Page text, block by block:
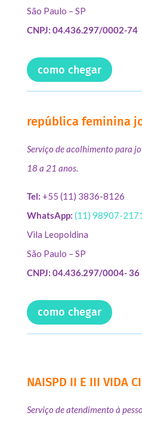
São Paulo – SP
CNPJ: 04.436.297/0002-74
como chegar
república feminina
Serviço de acolhimento para
18 a 21 anos.
Tel: +55 (11) 3836-8126
WhatsApp: (11) 98907-
Vila Leopoldina
São Paulo – SP
CNPJ: 04.436.297/0004- 36
como chegar
NAISPD II E III VIDA
Serviço de atendimento à